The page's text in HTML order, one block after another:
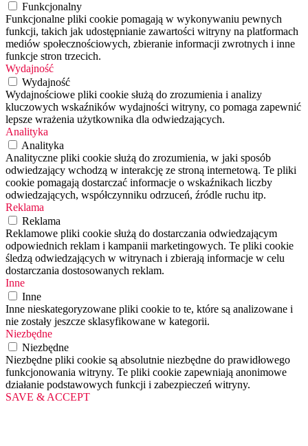
Funkcjonalny
Funkcjonalne pliki cookie pomagają w wykonywaniu pewnych
funkcji, takich jak udostępnianie zawartości witryny na platformach
mediów społecznościowych, zbieranie informacji zwrotnych i inne
funkcje stron trzecich.
Wydajność
Wydajność
Wydajnościowe pliki cookie służą do zrozumienia i analizy
kluczowych wskaźników wydajności witryny, co pomaga zapewnić
lepsze wrażenia użytkownika dla odwiedzających.
Analityka
Analityka
Analityczne pliki cookie służą do zrozumienia, w jaki sposób
odwiedzający wchodzą w interakcję ze stroną internetową. Te pliki
cookie pomagają dostarczać informacje o wskaźnikach liczby
odwiedzających, współczynniku odrzuceń, źródle ruchu itp.
Reklama
Reklama
Reklamowe pliki cookie służą do dostarczania odwiedzającym
odpowiednich reklam i kampanii marketingowych. Te pliki cookie
śledzą odwiedzających w witrynach i zbierają informacje w celu
dostarczania dostosowanych reklam.
Inne
Inne
Inne nieskategoryzowane pliki cookie to te, które są analizowane i
nie zostały jeszcze sklasyfikowane w kategorii.
Niezbędne
Niezbędne
Niezbędne pliki cookie są absolutnie niezbędne do prawidłowego
funkcjonowania witryny. Te pliki cookie zapewniają anonimowe
działanie podstawowych funkcji i zabezpieczeń witryny.
SAVE & ACCEPT